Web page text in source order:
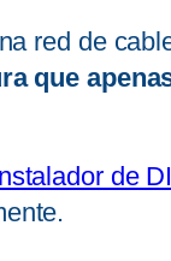
red de
que
de